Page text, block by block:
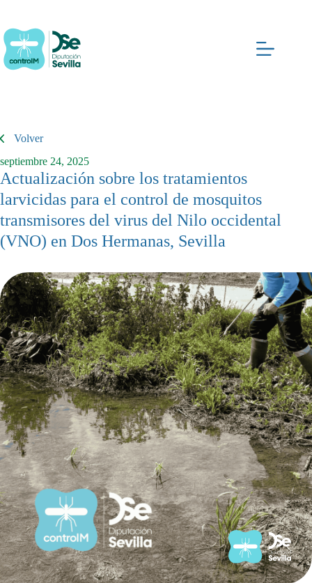
contenido
Volver
septiembre 24, 2025
Actualización sobre los tratamientos
larvicidas para el control de mosquitos
transmisores del virus del Nilo occidental
(VNO) en Dos Hermanas, Sevilla